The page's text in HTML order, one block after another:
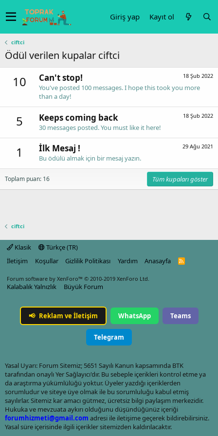
Giriş yap Kayıt ol
ciftci
Ödül verilen kupalar ciftci
10 18 Şub 2022
Can't stop!
You've posted 100 messages. I hope this took you more
than a day!
5 18 Şub 2022
Keeps coming back
30 messages posted. You must like it here!
1 29 Ağu 2021
İlk Mesaj !
Bu ödülü almak için bir mesaj yazın.
Toplam puan: 16 Tüm kupaları göster
ciftci
Klasik
Türkçe (TR)
İletişim
Koşullar Gizlilik Politikası Yardım Anasayfa
R
Forum software by XenForo™ © 2010-2019 XenForo Ltd.
Kalabalık Yalnızlık Büyük Forum
📢 Reklam ve İletişim WhatsApp Teams
Telegram
Yasal Uyarı: Forum Sitemiz; 5651 Sayılı Kanun kapsamında BTK
tarafından onaylı Yer Sağlayıcı'dır. Bu sebeple içerikleri kontrol etme ya
da araştırma yükümlülüğü yoktur. Üyeler yazdığı içeriklerden
sorumludur ve siteye üye olmak ile bu sorumluluğu kabul etmiş
sayılırlar. Sitemiz kar amacı gütmez, ücretsiz bilgi paylaşım merkezidir.
Hukuka ve mevzuata aykırı olduğunu düşündüğünüz içeriği
forumhizmeti@gmail.com adresi ile iletişime geçerek bildirebilirsiniz.
Yasal süre içerisinde ilgili içerikler sitemizden kaldırılacaktır.